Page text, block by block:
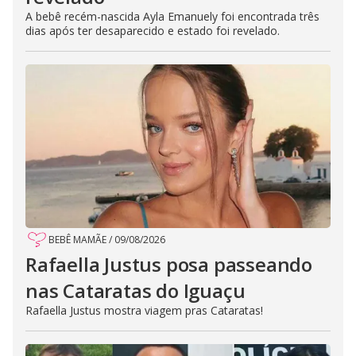
A bebê recém-nascida Ayla Emanuely foi encontrada três
dias após ter desaparecido e estado foi revelado.
BEBÊ MAMÃE/ 09/08/2026
Rafaella Justus posa passeando
nas Cataratas do Iguaçu
Rafaella Justus mostra viagem pras Cataratas!